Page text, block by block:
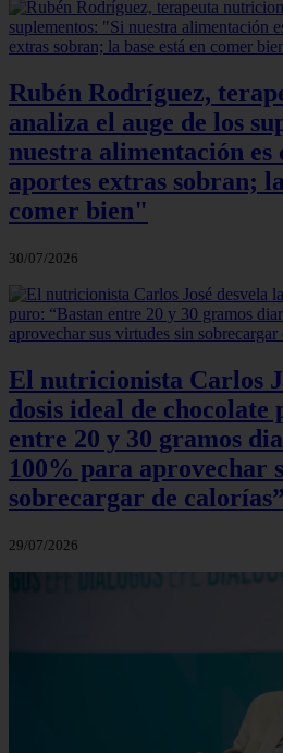
Rubén Rodríguez,
analiza el auge de los
nuestra alimentación es
aportes extras sobran;
comer bien"
30/07/2026
El nutricionista Carlos
dosis ideal de chocolate
entre 20 y 30 gramos
100% para aprovechar
sobrecargar de calorías”
29/07/2026